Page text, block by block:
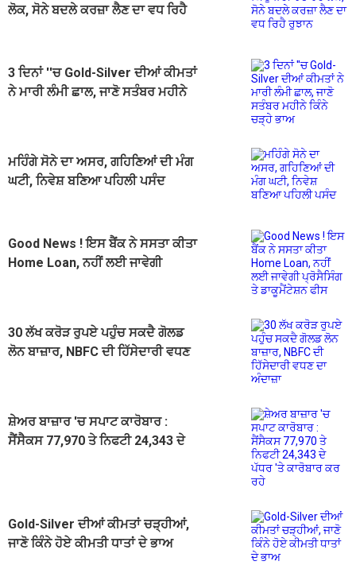
ਲੋਕ, ਸੋਨੇ ਬਦਲੇ ਕਰਜ਼ਾ ਲੈਣ ਦਾ ਵਧ ਰਿਹੈ
3 ਦਿਨਾਂ ''ਚ Gold-Silver ਦੀਆਂ ਕੀਮਤਾਂ
ਨੇ ਮਾਰੀ ਲੰਮੀ ਛਾਲ, ਜਾਣੋ ਸਤੰਬਰ ਮਹੀਨੇ
ਮਹਿੰਗੇ ਸੋਨੇ ਦਾ ਅਸਰ, ਗਹਿਣਿਆਂ ਦੀ ਮੰਗ
ਘਟੀ, ਨਿਵੇਸ਼ ਬਣਿਆ ਪਹਿਲੀ ਪਸੰਦ
Good News ! ਇਸ ਬੈਂਕ ਨੇ ਸਸਤਾ ਕੀਤਾ
Home Loan, ਨਹੀਂ ਲਈ ਜਾਵੇਗੀ
30 ਲੱਖ ਕਰੋੜ ਰੁਪਏ ਪਹੁੰਚ ਸਕਦੈ ਗੋਲਡ
ਲੋਨ ਬਾਜ਼ਾਰ, NBFC ਦੀ ਹਿੱਸੇਦਾਰੀ ਵਧਣ
ਸ਼ੇਅਰ ਬਾਜ਼ਾਰ 'ਚ ਸਪਾਟ ਕਾਰੋਬਾਰ :
ਸੈਂਸੈਕਸ 77,970 ਤੇ ਨਿਫਟੀ 24,343 ਦੇ
Gold-Silver ਦੀਆਂ ਕੀਮਤਾਂ ਚੜ੍ਹੀਆਂ,
ਜਾਣੋ ਕਿੰਨੇ ਹੋਏ ਕੀਮਤੀ ਧਾਤਾਂ ਦੇ ਭਾਅ